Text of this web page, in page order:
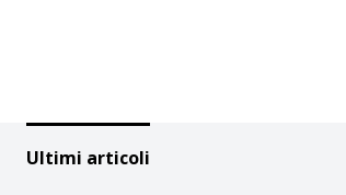
Ultimi articoli